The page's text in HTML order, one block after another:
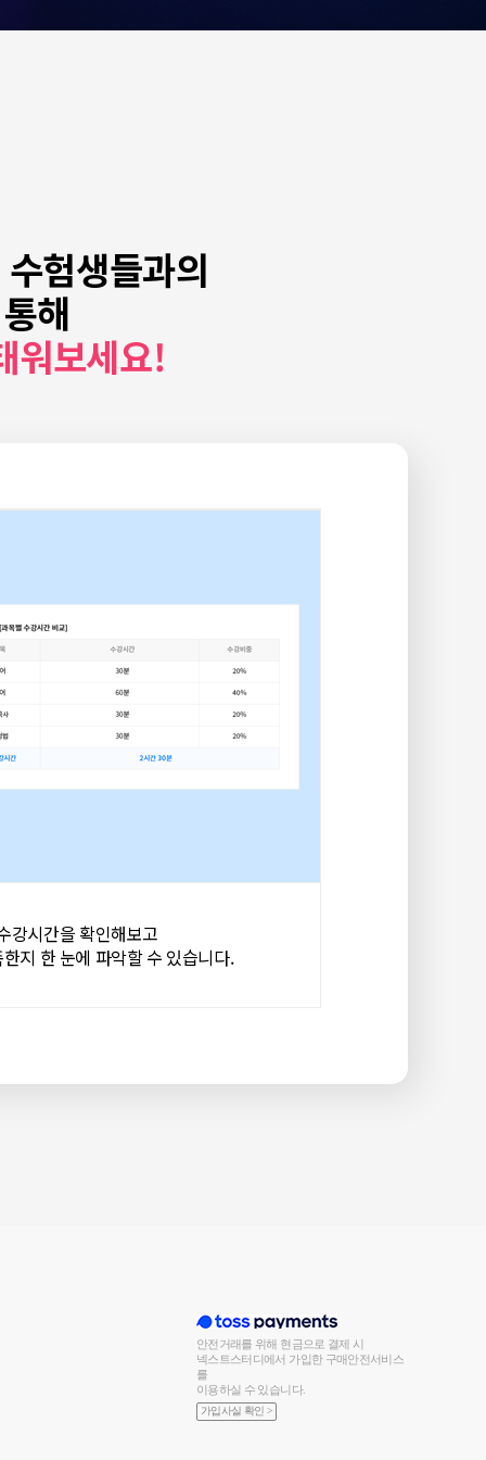
험생들과의
해
워보세요!
강시간을 확인해보고
지 한 눈에 파악할 수 있습니다.
안전거래를 위해 현금으로 결제 시
넥스트스터디에서 가입한 구매안전서비스
를
이용하실 수 있습니다.
가입사실 확인 >